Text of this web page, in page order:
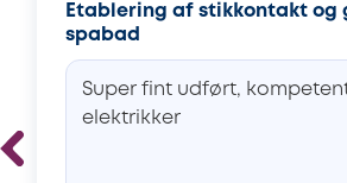
Etablering af stikkontakt og
spabad
Super fint udført,
elektrikker